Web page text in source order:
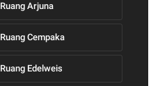
Ruang Arjuna
Ruang Cempaka
Ruang Edelweis